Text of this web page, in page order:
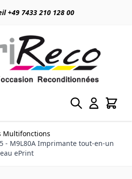
+49 7433 210 128 00
Multifonctions
- M9L80A Imprimante tout-en-un
ePrint